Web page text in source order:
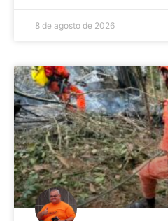
8 de agosto de 2026